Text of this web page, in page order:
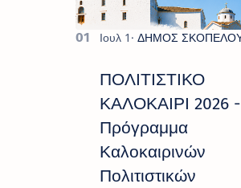
ΠΟΛΙΤΙΣΤΙΚΟ
ΚΑΛΟΚΑΙΡΙ 2026 -
Πρόγραμμα
Καλοκαιρινών
Πολιτιστικών